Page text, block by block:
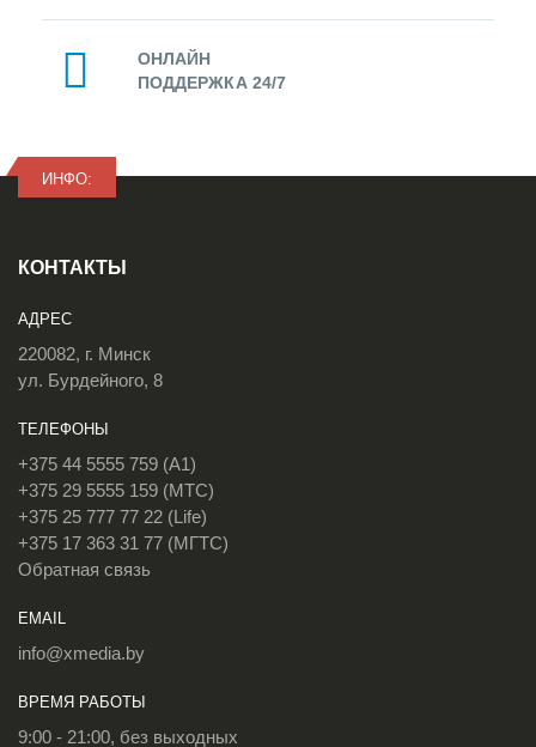
ОНЛАЙН
ПОДДЕРЖКА 24/7
ИНФО:
КОНТАКТЫ
АДРЕС
220082, г. Минск
ул. Бурдейного, 8
ТЕЛЕФОНЫ
+375 44 5555 759 (A1)
+375 29 5555 159 (МТС)
+375 25 777 77 22 (Life)
+375 17 363 31 77 (МГТС)
Обратная связь
EMAIL
info@xmedia.by
ВРЕМЯ РАБОТЫ
9:00 - 21:00, без выходных